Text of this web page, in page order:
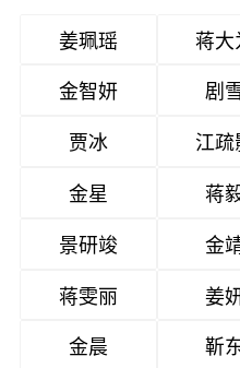
姜珮瑶 蒋大
金智妍
剧
贾冰
江疏
金星
蒋
景研竣
金
蒋雯丽
姜
金晨
靳